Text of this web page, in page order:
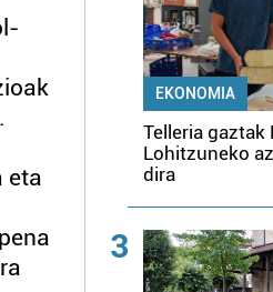
eta
EKONOMIA
Telleria gaztak
Lohitzuneko
dira
3